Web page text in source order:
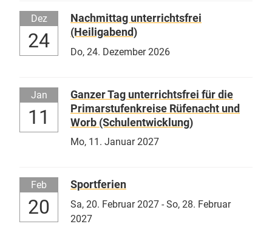
Dez
24
Nachmittag unterrichtsfrei
(Heiligabend)
Do, 24. Dezember 2026
Jan
11
Ganzer Tag unterrichtsfrei für die
Primarstufenkreise Rüfenacht und
Worb (Schulentwicklung)
Mo, 11. Januar 2027
Feb
20
Sportferien
Sa, 20. Februar 2027 - So, 28. Februar
2027